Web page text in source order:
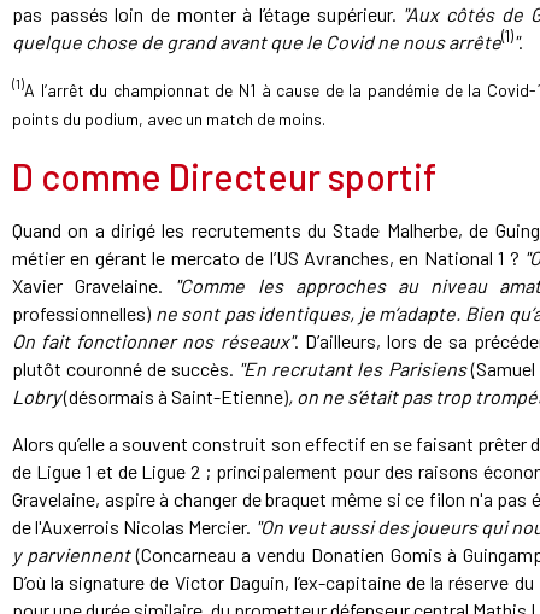
pas passés loin de monter à l’étage supérieur. "Aux côtés de
quelque chose de grand avant que le Covid ne nous arrête(1)".
(1)A l’arrêt du championnat de N1 à cause de la pandémie de la
points du podium, avec un match de moins.
D comme Directeur sportif
Quand on a dirigé les recrutements du Stade Malherbe, de
métier en gérant le mercato de l’US Avranches, en National 1 ?
Xavier Gravelaine. "Comme les approches au niveau
professionnelles) ne sont pas identiques, je m’adapte. Bien
On fait fonctionner nos réseaux". D’ailleurs, lors de sa
plutôt couronné de succès. "En recrutant les Parisiens
Lobry(désormais à Saint-Etienne), on ne s’était pas trop
Alors qu’elle a souvent construit son effectif en se faisant prêter
de Ligue 1 et de Ligue 2 ; principalement pour des raisons
Gravelaine, aspire à changer de braquet même si ce filon n'a
de l'Auxerrois Nicolas Mercier. "On veut aussi des joueurs qui
y parviennent(Concarneau a vendu Donatien Gomis à
D’où la signature de Victor Daguin, l’ex-capitaine de la réserve